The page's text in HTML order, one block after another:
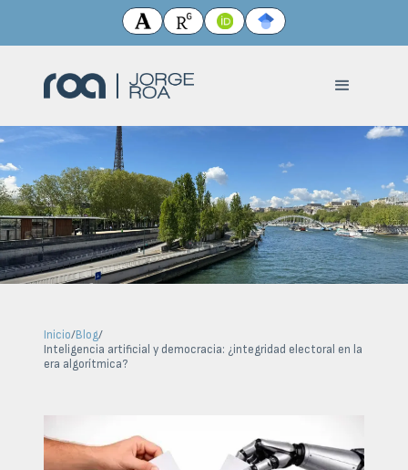
Inicio/Blog/
Inteligencia artificial y democracia: ¿integridad electoral en la
era algorítmica?